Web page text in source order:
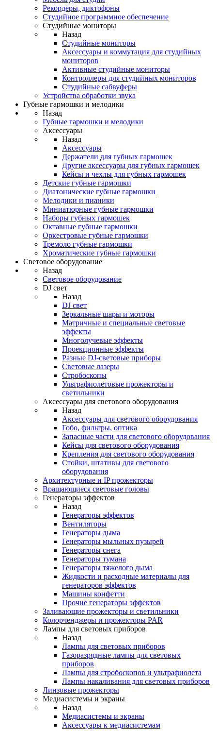
Рекордеры, диктофоны
Студийное программное обеспечение
Студийные мониторы
Назад
Студийные мониторы
Аксессуары и коммутация для студийных
мониторов
Активные студийные мониторы
Контроллеры для студийных мониторов
Студийные сабвуферы
Устройства обработки звука
Губные гармошки и мелодики
Назад
Губные гармошки и мелодики
Аксессуары
Назад
Аксессуары
Держатели для губных гармошек
Другие аксессуары для губных гармошек
Кейсы и чехлы для губных гармошек
Детские губные гармошки
Диатонические губные гармошки
Мелодики и пианики
Миниатюрные губные гармошки
Наборы губных гармошек
Октавные губные гармошки
Оркестровые губные гармошки
Тремоло губные гармошки
Хроматические губные гармошки
Световое оборудование
Назад
Световое оборудование
DJ свет
Назад
DJ свет
Зеркальные шары и моторы
Матричные и специальные световые
эффекты
Многолучевые эффекты
Проекционные эффекты
Разные DJ-световые приборы
Световые лазеры
Стробоскопы
Ультрафиолетовые прожекторы и
светильники
Аксессуары для светового оборудования
Назад
Аксессуары для светового оборудования
Гобо, фильтры, оптика
Запасные части для светового оборудования
Кейсы для светового оборудования
Крепления для светового оборудования
Стойки, штативы для светового
оборудования
Архитектурные и IP прожекторы
Вращающиеся световые головы
Генераторы эффектов
Назад
Генераторы эффектов
Вентиляторы
Генераторы дыма
Генераторы мыльных пузырей
Генераторы снега
Генераторы тумана
Генераторы тяжелого дыма
Жидкости и расходные материалы для
генераторов эффектов
Машины конфетти
Прочие генераторы эффектов
Заливающие прожекторы и светильники
Колорченджеры и прожекторы PAR
Лампы для световых приборов
Назад
Лампы для световых приборов
Газоразрядные лампы для световых
приборов
Лампы для стробоскопов и ультрафиолета
Лампы накаливания для световых приборов
Линзовые прожекторы
Медиасистемы и экраны
Назад
Медиасистемы и экраны
Аксессуары к медиасистемам